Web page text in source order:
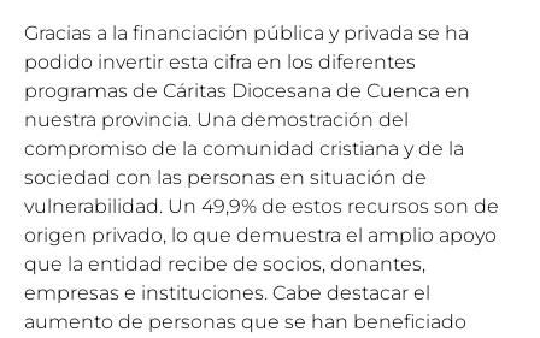
Gracias a la financiación pública y privada se ha
podido invertir esta cifra en los diferentes
programas de Cáritas Diocesana de Cuenca en
nuestra provincia. Una demostración del
compromiso de la comunidad cristiana y de la
sociedad con las personas en situación de
vulnerabilidad. Un 49,9% de estos recursos son de
origen privado, lo que demuestra el amplio apoyo
que la entidad recibe de socios, donantes,
empresas e instituciones. Cabe destacar el
aumento de personas que se han beneficiado